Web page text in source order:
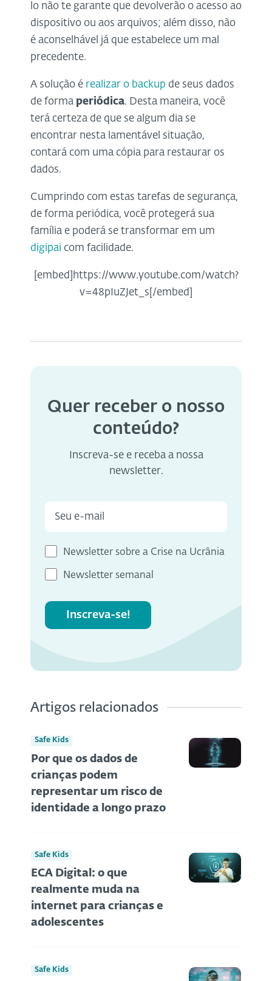
lo não te garante que devolverão o acesso ao
dispositivo ou aos arquivos; além disso, não
é aconselhável já que estabelece um mal
precedente.
A solução é realizar o backup de seus dados
de forma periódica. Desta maneira, você
terá certeza de que se algum dia se
encontrar nesta lamentável situação,
contará com uma cópia para restaurar os
dados.
Cumprindo com estas tarefas de segurança,
de forma periódica, você protegerá sua
família e poderá se transformar em um
digipai com facilidade.
[embed]https://www.youtube.com/watch?
v=48pIuZJet_s[/embed]
Quer receber o nosso
conteúdo?
Inscreva-se e receba a nossa
newsletter.
Newsletter sobre a Crise na Ucrânia
Newsletter semanal
Inscreva-se!
Artigos relacionados
Safe Kids
Por que os dados de
crianças podem
representar um risco de
identidade a longo prazo
Safe Kids
ECA Digital: o que
realmente muda na
internet para crianças e
adolescentes
Safe Kids